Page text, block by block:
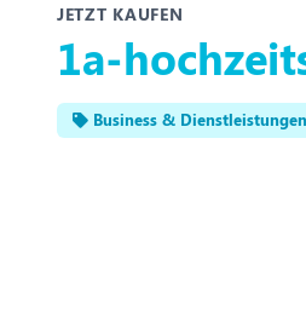
JETZT KAUFEN
1a-
Business & Dienstleistungen